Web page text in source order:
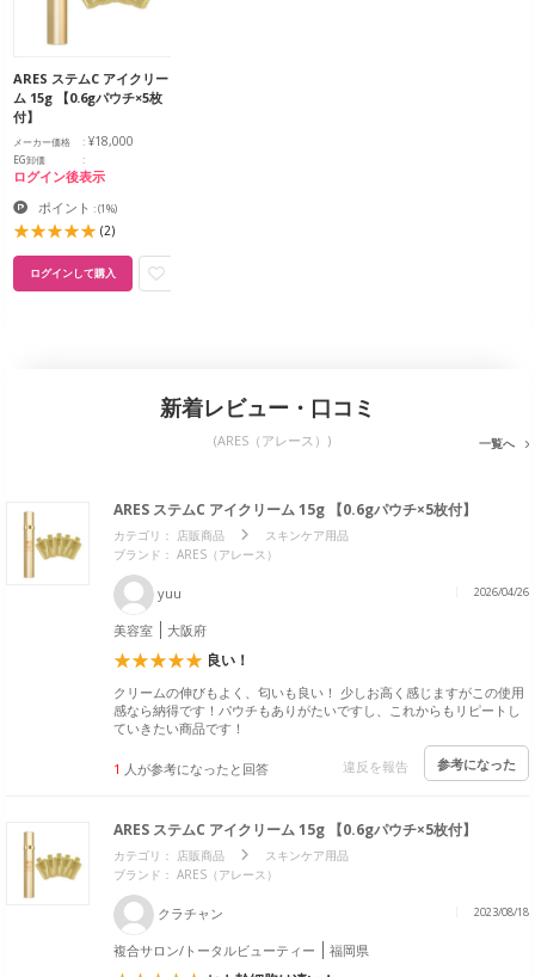
ARES ステムC アイクリー
ム 15g 【0.6gパウチ×5枚
付】
メーカー価格 ¥18,000
EG卸価
ログイン後表示
ポイント :(1%)
(2)
ログインして購入
新着レビュー・口コミ
(ARES（アレース）) 一覧へ
ARES ステムC アイクリーム 15g 【0.6gパウチ×5枚付】
カテゴリ： 店販商品
スキンケア用品
ブランド： ARES（アレース）
yuu 2026/04/26
美容室 大阪府
良い！
クリームの伸びもよく、匂いも良い！ 少しお高く感じますがこの使用
感なら納得です！パウチもありがたいですし、これからもリピートし
ていきたい商品です！
1 人が参考になったと回答 違反を報告 参考になった
ARES ステムC アイクリーム 15g 【0.6gパウチ×5枚付】
カテゴリ： 店販商品
スキンケア用品
ブランド： ARES（アレース）
クラチャン 2023/08/18
複合サロン/トータルビューティー 福岡県